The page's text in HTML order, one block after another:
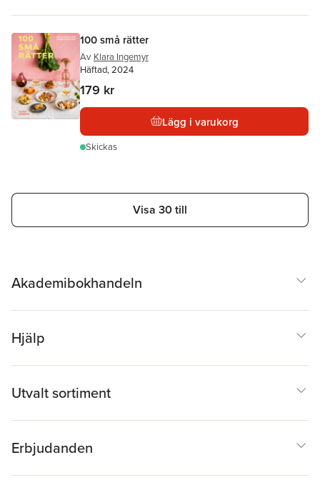
100 små rätter
Av Klara Ingemyr
Häftad, 2024
179 kr
Lägg i varukorg
Skickas
Visa 30 till
Akademibokhandeln
Hjälp
Utvalt sortiment
Erbjudanden